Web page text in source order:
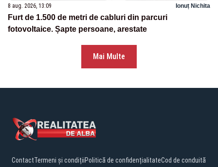
8 aug. 2026, 13:09 Ionuț Nichita
Furt de 1.500 de metri de cabluri din parcuri
fotovoltaice. Șapte persoane, arestate
Mai Multe
ContactTermeni și condițiiPolitică de confidențialitateCod de conduită